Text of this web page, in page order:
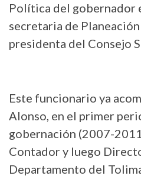
Política del gobernador
secretaria de
presidenta del Consejo
Este funcionario ya
Alonso, en el primer
gobernación (2007-
Contador y luego
Departamento del